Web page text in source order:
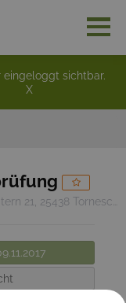
eingeloggt sichtbar.
X
21, 25438 Tornesch